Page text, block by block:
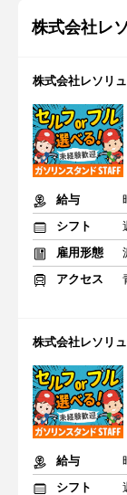
株式会社レ
株式会社レソリ
給与
シフト
雇用形態
アクセス
株式会社レソリ
給与
シフト